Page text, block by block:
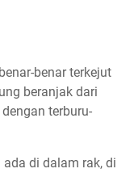
benar terkejut
beranjak dari
terburu-
di dalam rak, di